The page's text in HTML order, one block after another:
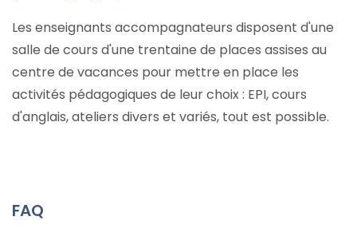
Les enseignants accompagnateurs disposent d'une
salle de cours d'une trentaine de places assises au
centre de vacances pour mettre en place les
activités pédagogiques de leur choix : EPI, cours
d'anglais, ateliers divers et variés, tout est possible.
FAQ